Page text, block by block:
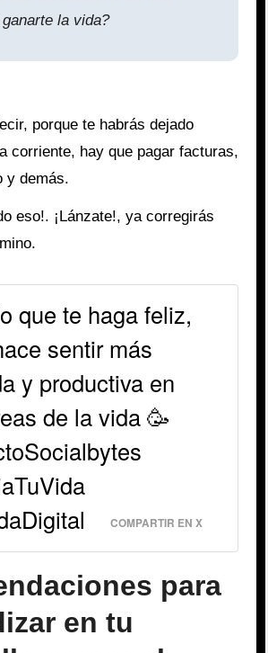
la vida?
porque te habrás dejado
corriente, hay que pagar facturas,
y demás.
eso!. ¡Lánzate!, ya corregirás
que te haga feliz,
sentir más
y productiva en
de la vida 🥳
COMPARTIR EN X
para
en tu